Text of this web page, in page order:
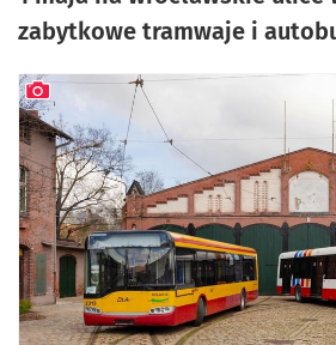
zabytkowe tramwaje i